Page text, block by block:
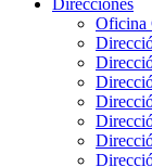
Direcciones
Oficina